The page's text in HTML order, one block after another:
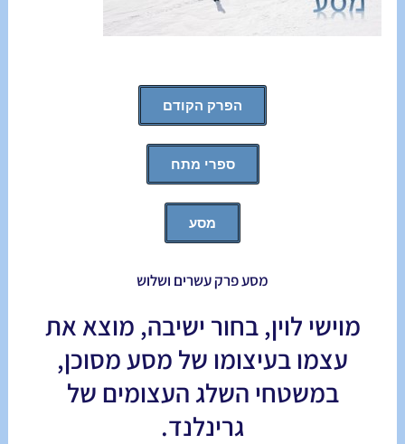
הפרק הקודם
ספרי מתח
מסע
מסע פרק עשרים ושלוש
מוישי לוין, בחור ישיבה, מוצא את
עצמו בעיצומו של מסע מסוכן,
במשטחי השלג העצומים של
גרינלנד.